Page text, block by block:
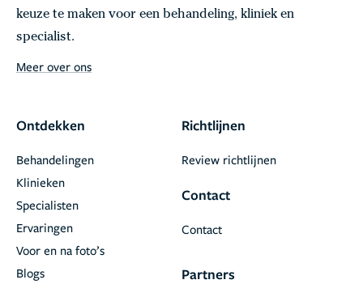
keuze te maken voor een behandeling, kliniek en
specialist.
Meer over ons
Ontdekken
Behandelingen
Klinieken
Specialisten
Ervaringen
Voor en na foto’s
Blogs
Richtlijnen
Review richtlijnen
Contact
Contact
Partners